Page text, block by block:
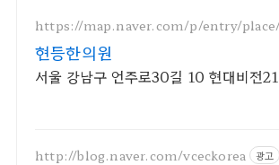
https://map.naver.com/p/entry/
현등한의원
서울 강남구 언주로30길 10 현대비전
http://blog.naver.com/vceckorea 광고